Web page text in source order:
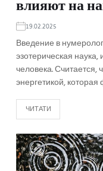
влияют на
19.02.2025
Введение в
эзотерическая
человека. Считается,
энергетикой,
ЧИТАТИ